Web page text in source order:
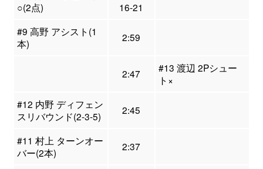
○(2点)
16-21
#9 高野 アシスト(1
本)
2:59
2:47
#13 渡辺 2Pシュー
ト×
#12 内野 ディフェン
スリバウンド(2-3-5)
2:45
#11 村上 ターンオー
バー(2本)
2:37